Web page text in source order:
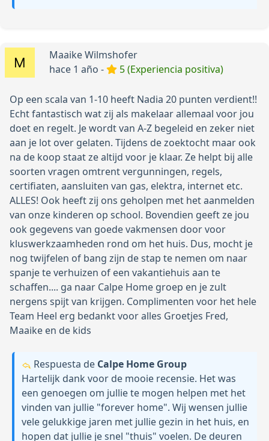
Maaike Wilmshofer
hace 1 año -
5 (Experiencia positiva)
Op een scala van 1-10 heeft Nadia 20 punten verdient!!
Echt fantastisch wat zij als makelaar allemaal voor jou
doet en regelt. Je wordt van A-Z begeleid en zeker niet
aan je lot over gelaten. Tijdens de zoektocht maar ook
na de koop staat ze altijd voor je klaar. Ze helpt bij alle
soorten vragen omtrent vergunningen, regels,
certifiaten, aansluiten van gas, elektra, internet etc.
ALLES! Ook heeft zij ons geholpen met het aanmelden
van onze kinderen op school. Bovendien geeft ze jou
ook gegevens van goede vakmensen door voor
kluswerkzaamheden rond om het huis. Dus, mocht je
nog twijfelen of bang zijn de stap te nemen om naar
spanje te verhuizen of een vakantiehuis aan te
schaffen.... ga naar Calpe Home groep en je zult
nergens spijt van krijgen. Complimenten voor het hele
Team Heel erg bedankt voor alles Groetjes Fred,
Maaike en de kids
Respuesta de Calpe Home Group
Hartelijk dank voor de mooie recensie. Het was
een genoegen om jullie te mogen helpen met het
vinden van jullie "forever home". Wij wensen jullie
vele gelukkige jaren met jullie gezin in het huis, en
hopen dat jullie je snel "thuis" voelen. De deuren